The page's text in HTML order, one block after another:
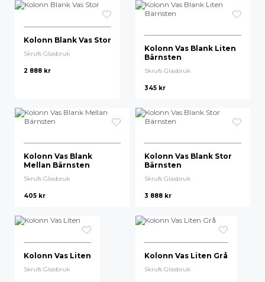
Kolonn Blank Vas Stor
Skrufs Glasbruk
2 888 kr
Kolonn Vas Blank Liten
Bärnsten
Skrufs Glasbruk
345 kr
Kolonn Vas Blank
Mellan Bärnsten
Skrufs Glasbruk
405 kr
Kolonn Vas Blank Stor
Bärnsten
Skrufs Glasbruk
3 888 kr
Kolonn Vas Liten
Skrufs Glasbruk
Kolonn Vas Liten Grå
Skrufs Glasbruk